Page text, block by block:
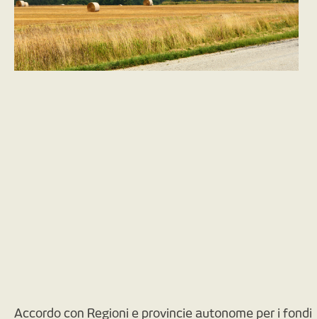
Accordo con Regioni e provincie autonome per i fondi